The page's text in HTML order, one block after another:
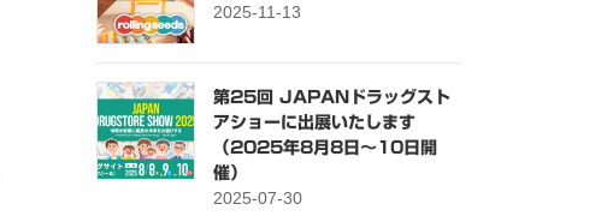
2025-11-13
第25回 JAPANドラッグスト
アショーに出展いたします
（2025年8月8日〜10日開
催）
2025-07-30